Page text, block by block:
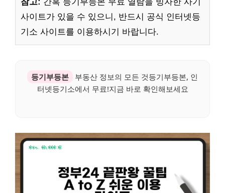
사이트가 있을 수 있으니, 반드시 공식 인터넷등
기소 사이트를 이용하시기 바랍니다.
등기부등본
부동산 정보의 모든 것등기부등본, 인
터넷등기소에서 무료!지금 바로 확인해보세요